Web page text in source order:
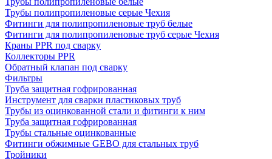
Трубы полипропиленовые серые Чехия
Фитинги для полипропиленовые труб белые
Фитинги для полипропиленовые труб серые Чехия
Краны PPR под сварку
Коллекторы PPR
Обратный клапан под сварку
Фильтры
Труба защитная гофрированная
Инструмент для сварки пластиковых труб
Трубы из оцинкованной стали и фитинги к ним
Труба защитная гофрированная
Трубы стальные оцинкованные
Фитинги обжимные GEBO для стальных труб
Тройники